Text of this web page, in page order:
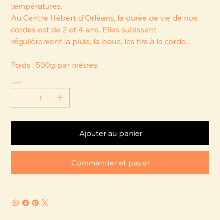
températures.
Au Centre Hébert d'Orléans, la durée de vie de nos
cordes est de 2 et 4 ans. Elles subissent
régulièrement la pluie, la boue, les tirs à la corde...
Poids : 500g par mètres.
Quantité
Ajouter au panier
Commander et payer